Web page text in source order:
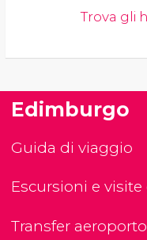
Trova gli
Edimburgo
Guida di viaggio
Escursioni e
Transfer aeroporto